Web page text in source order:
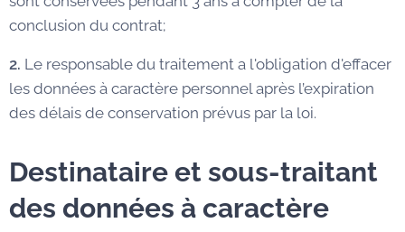
conclusion du contrat;
2. Le responsable du traitement a l'obligation d'effacer
les données à caractère personnel après l’expiration
des délais de conservation prévus par la loi.
Destinataire et sous-traitant
des données à caractère